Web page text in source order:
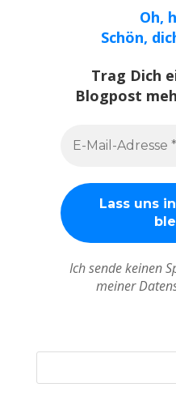
Oh,
Schön,
Trag Dich
Blogpost
Ich sende keinen
meiner